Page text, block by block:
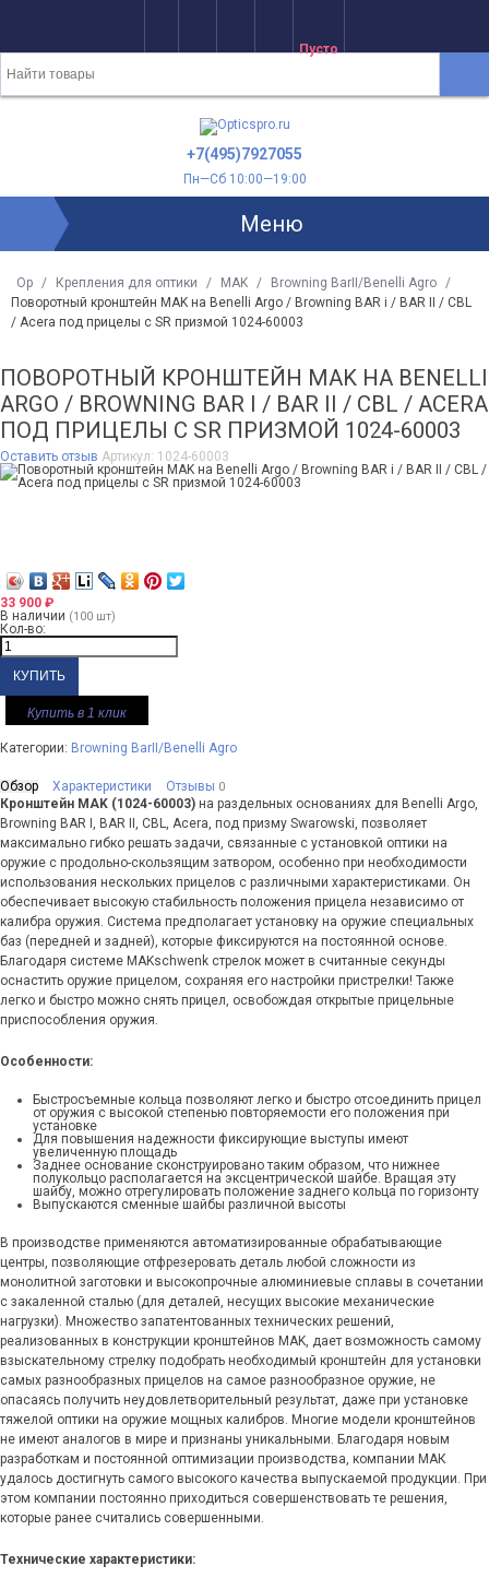
Пусто
+7(495)7927055
Пн—Сб 10:00—19:00
Меню
Op / Крепления для оптики / MAK / Browning BarII/Benelli Agro /
Поворотный кронштейн MAK на Benelli Argo / Browning BAR i / BAR II / CBL
/ Acera под прицелы с SR призмой 1024-60003
ПОВОРОТНЫЙ КРОНШТЕЙН MAK НА BENELLI
ARGO / BROWNING BAR I / BAR II / CBL / ACERA
ПОД ПРИЦЕЛЫ С SR ПРИЗМОЙ 1024-60003
Оставить отзыв Артикул: 1024-60003
33 900 ₽
В наличии (100 шт)
Кол-во:
Купить в 1 клик
Категории: Browning BarII/Benelli Agro
Обзор Характеристики Отзывы 0
Кронштейн MAK (1024-60003) на раздельных основаниях для Benelli Argo,
Browning BAR I, BAR II, CBL, Acera, под призму Swarowski, позволяет
максимально гибко решать задачи, связанные с установкой оптики на
оружие с продольно-скользящим затвором, особенно при необходимости
использования нескольких прицелов с различными характеристиками. Он
обеспечивает высокую стабильность положения прицела независимо от
калибра оружия. Система предполагает установку на оружие специальных
баз (передней и задней), которые фиксируются на постоянной основе.
Благодаря системе MAKschwenk стрелок может в считанные секунды
оснастить оружие прицелом, сохраняя его настройки пристрелки! Также
легко и быстро можно снять прицел, освобождая открытые прицельные
приспособления оружия.
Особенности:
Быстросъемные кольца позволяют легко и быстро отсоединить прицел
от оружия с высокой степенью повторяемости его положения при
установке
Для повышения надежности фиксирующие выступы имеют
увеличенную площадь
Заднее основание сконструировано таким образом, что нижнее
полукольцо располагается на эксцентрической шайбе. Вращая эту
шайбу, можно отрегулировать положение заднего кольца по горизонту
Выпускаются сменные шайбы различной высоты
В производстве применяются автоматизированные обрабатывающие
центры, позволяющие отфрезеровать деталь любой сложности из
монолитной заготовки и высокопрочные алюминиевые сплавы в сочетании
с закаленной сталью (для деталей, несущих высокие механические
нагрузки). Множество запатентованных технических решений,
реализованных в конструкции кронштейнов MAK, дает возможность самому
взыскательному стрелку подобрать необходимый кронштейн для установки
самых разнообразных прицелов на самое разнообразное оружие, не
опасаясь получить неудовлетворительный результат, даже при установке
тяжелой оптики на оружие мощных калибров. Многие модели кронштейнов
не имеют аналогов в мире и признаны уникальными. Благодаря новым
разработкам и постоянной оптимизации производства, компании МАК
удалось достигнуть самого высокого качества выпускаемой продукции. При
этом компании постоянно приходиться совершенствовать те решения,
которые ранее считались совершенными.
Технические характеристики: